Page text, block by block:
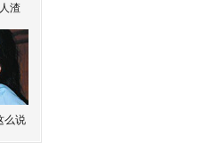
渣
么说